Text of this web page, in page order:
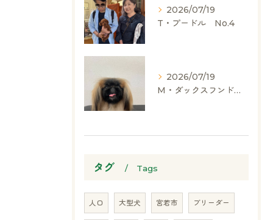
2026/07/19
T・プードル No.4
2026/07/19
M・ダックスフンド、ヨークシャーテリア、ペキニーズ、ポメラニアン
タグ Tags
人口 大型犬 宮若市 ブリーダー